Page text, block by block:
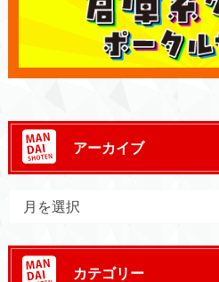
アーカイブ
カテゴリー